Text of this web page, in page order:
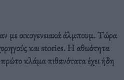
με οικογενειακά άλμπουμ. Τώρα
και stories. Η αθωότητα
κλάμα πιθανότατα έχει ήδη